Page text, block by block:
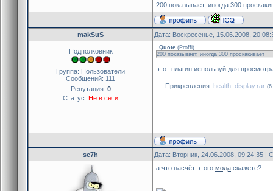
200 показывает, иногда 300
makSuS Дата: Воскресенье, 15.06.2008,
Подполковник
Группа: Пользователи
Сообщений: 111
Репутация: 0
Статус: Не в сети
Quote (Proffi)
200 показывает, иногда 300 проскакивает
этот плагин используй для
Прикрепления: health_display.rar
se7h Дата: Вторник, 24.06.2008, 09:24:35 |
а что насчёт этого мода скажете?